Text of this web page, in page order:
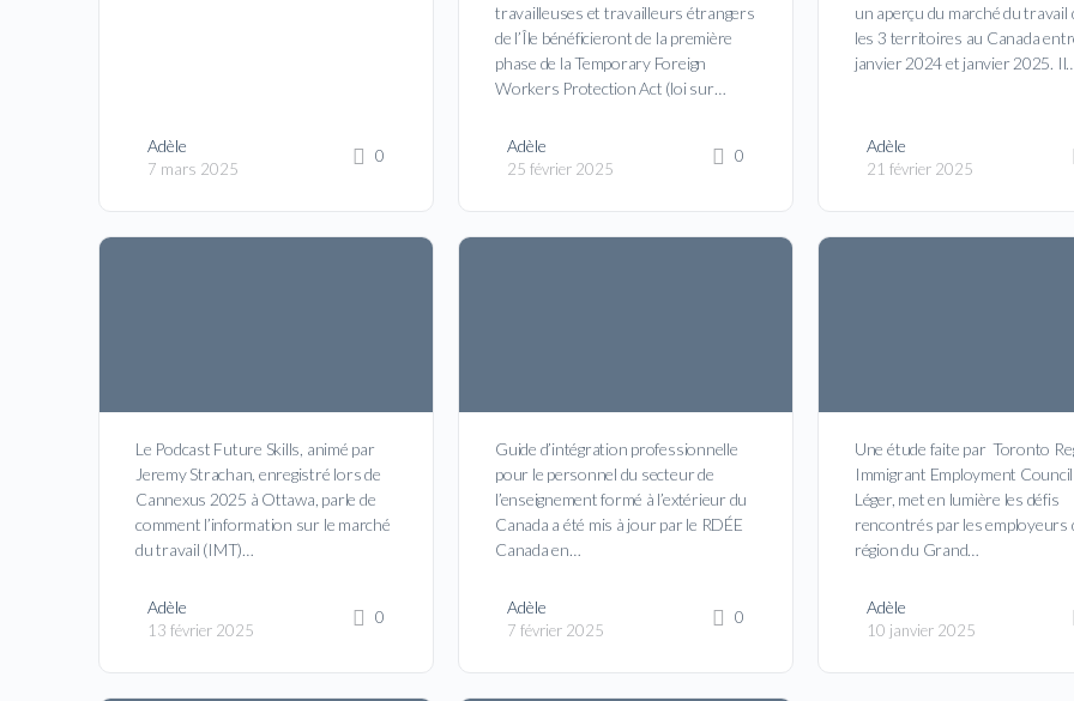
Adèle
7 mars 2025
0
travailleuses et travailleurs étrangers
de l’Île bénéficieront de la première
phase de la Temporary Foreign
Workers Protection Act (loi sur…
Adèle
25 février 2025
0
un aperçu du marché du travail
les 3 territoires au Canada
janvier 2024 et janvier 2025.
Adèle
21 février 2025
Le Podcast Future Skills, animé par
Jeremy Strachan, enregistré lors de
Cannexus 2025 à Ottawa, parle de
comment l’information sur le marché
du travail (IMT)…
Adèle
13 février 2025
0
Guide d’intégration professionnelle
pour le personnel du secteur de
l’enseignement formé à l’extérieur du
Canada a été mis à jour par le RDÉE
Canada en…
Adèle
7 février 2025
0
Une étude faite par Toronto
Immigrant Employment
Léger, met en lumière les défis
rencontrés par les employeurs
région du Grand…
Adèle
10 janvier 2025